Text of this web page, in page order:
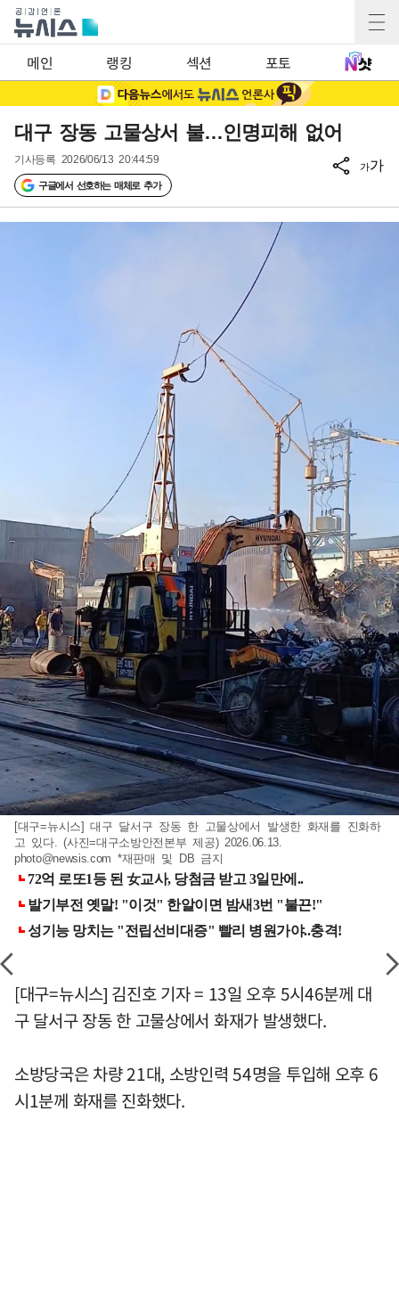
메인 랭킹 섹션 포토
대구 장동 고물상서 불…인명피해 없어
기사등록 2026/06/13 20:44:59
구글에서 선호하는 매체로 추가
가가
[대구=뉴시스] 대구 달서구 장동 한 고물상에서 발생한 화재를 진화하
고 있다. (사진=대구소방안전본부 제공) 2026.06.13.
photo@newsis.com *재판매 및 DB 금지
[대구=뉴시스] 김진호 기자 = 13일 오후 5시46분께 대
구 달서구 장동 한 고물상에서 화재가 발생했다.
소방당국은 차량 21대, 소방인력 54명을 투입해 오후 6
시1분께 화재를 진화했다.